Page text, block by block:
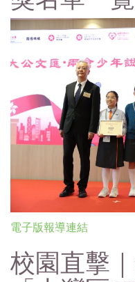
電子版報導連結
校園直擊